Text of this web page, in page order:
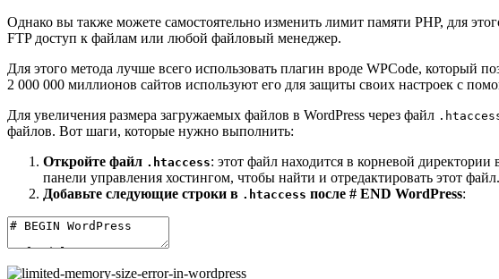
Однако вы также можете самостоятельно изменить лимит памяти PHP, для
FTP доступ к файлам или любой файловый менеджер.
Для этого метода лучше всего использовать плагин вроде WPCode, который
2 000 000 миллионов сайтов используют его для защиты своих настроек с
Для увеличения размера загружаемых файлов в WordPress через файл
файлов. Вот шаги, которые нужно выполнить:
Откройте файл .htaccess: этот файл находится в корневой
панели управления хостингом, чтобы найти и отредактировать этот файл.
Добавьте следующие строки в .htaccess после # END WordPress: